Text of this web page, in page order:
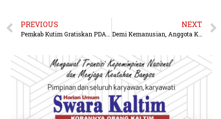
PREVIOUS
Pemkab Kutim Gratiskan PDAM dan Listrik Warga Tidak Mampu
NEXT
Demi Kemanusian, Anggota Kodim Tetap Donor Darah